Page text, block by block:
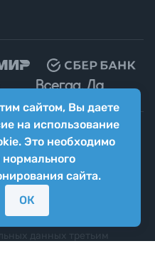
сайтом, Вы даете
на использование
Это необходимо
сайта.
ОК
Мир")
данных
данных третьим